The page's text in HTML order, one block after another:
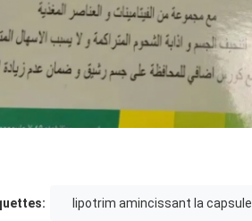
lipotrim amincissant la capsule